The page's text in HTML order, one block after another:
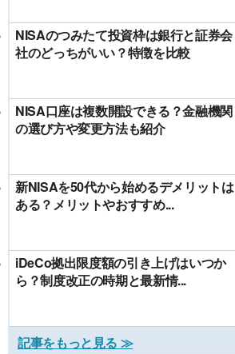
NISAのつみたて投資枠は銀行と証券会
社のどっちがいい？特徴を比較
NISA口座は複数開設できる？金融機関
の選び方や変更方法も紹介
新NISAを50代から始めるデメリットは
ある？メリットやおすすめ...
iDeCo拠出限度額の引き上げはいつか
ら？制度改正の時期と最新情...
記事をもっと見る ≫